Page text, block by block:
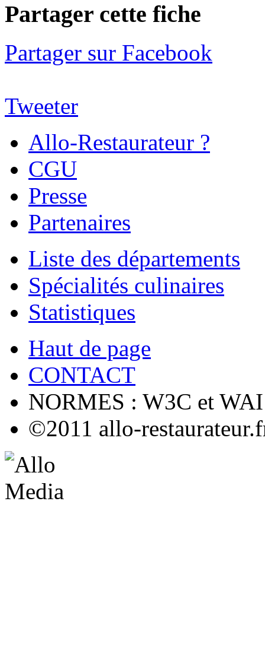
Partager cette fiche
Partager sur Facebook
Tweeter
Allo-Restaurateur ?
CGU
Presse
Partenaires
Liste des départements
Spécialités culinaires
Statistiques
Haut de page
CONTACT
NORMES : W3C et WAI
©2011 allo-